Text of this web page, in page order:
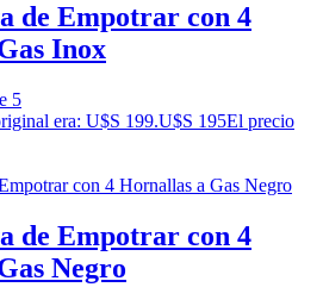
de Empotrar con 4
Inox
5
era: U$S 199.U$S 195El precio
de Empotrar con 4
Negro